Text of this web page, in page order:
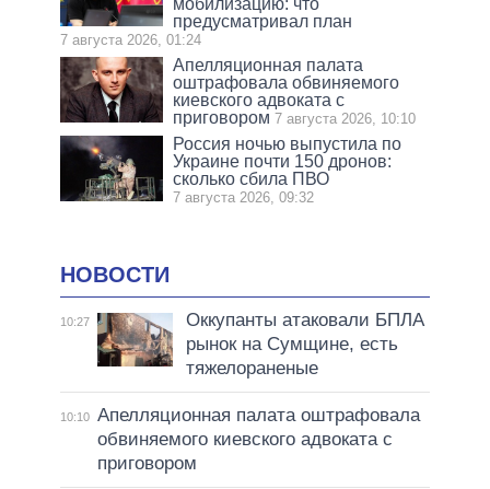
мобилизацию: что
предусматривал план
7 августа 2026, 01:24
Апелляционная палата
оштрафовала обвиняемого
киевского адвоката с
приговором 7 августа 2026, 10:10
Россия ночью выпустила по
Украине почти 150 дронов:
сколько сбила ПВО
7 августа 2026, 09:32
НОВОСТИ
10:27
Оккупанты атаковали БПЛА
рынок на Сумщине, есть
тяжелораненые
10:10 Апелляционная палата оштрафовала
обвиняемого киевского адвоката с
приговором